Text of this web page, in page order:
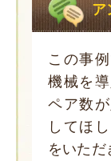
ア
この事
機械を
ペア数
してほ
をいただ